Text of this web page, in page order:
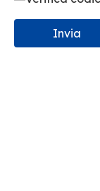
Invia